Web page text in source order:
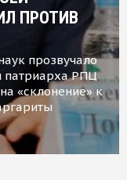
ПРОТИВ
прозвучало
патриарха РПЦ
«склонение» к